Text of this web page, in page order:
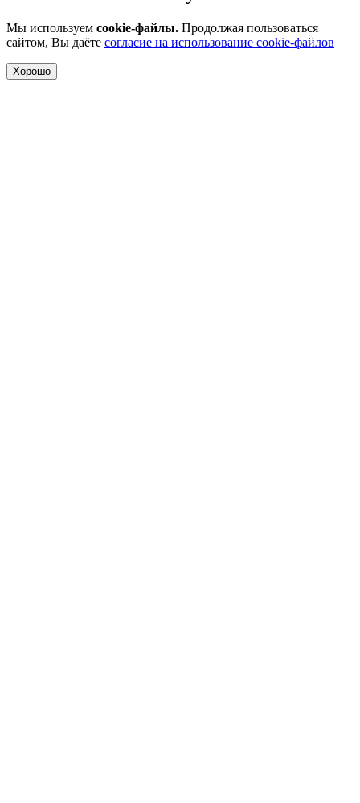
Мы используем cookie-файлы. Продолжая пользоваться
сайтом, Вы даёте согласие на использование cookie-файлов
Хорошо